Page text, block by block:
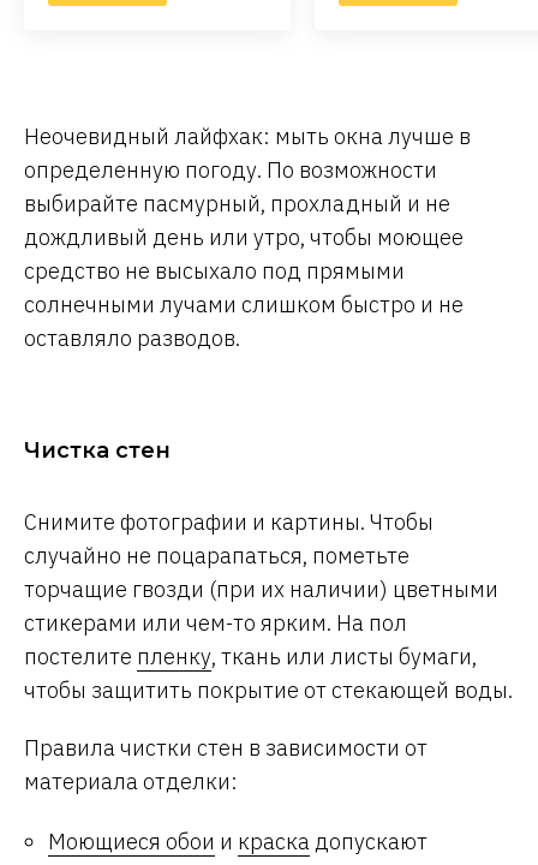
Неочевидный лайфхак: мыть окна лучше в
определенную погоду. По возможности
выбирайте пасмурный, прохладный и не
дождливый день или утро, чтобы моющее
средство не высыхало под прямыми
солнечными лучами слишком быстро и не
оставляло разводов.
Чистка стен
Снимите фотографии и картины. Чтобы
случайно не поцарапаться, пометьте
торчащие гвозди (при их наличии) цветными
стикерами или чем-то ярким. На пол
постелите пленку, ткань или листы бумаги,
чтобы защитить покрытие от стекающей воды.
Правила чистки стен в зависимости от
материала отделки:
Моющиеся обои и краскадопускают